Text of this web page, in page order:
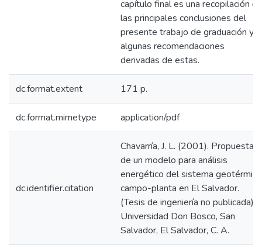
capítulo final es una recopilación de
las principales conclusiones del
presente trabajo de graduación y
algunas recomendaciones
derivadas de estas.
dc.format.extent 171 p.
dc.format.mimetype application/pdf
dc.identifier.citation
Chavarría, J. L. (2001). Propuesta
de un modelo para análisis
energético del sistema geotérmico
campo-planta en El Salvador.
(Tesis de ingeniería no publicada).
Universidad Don Bosco, San
Salvador, El Salvador, C. A.